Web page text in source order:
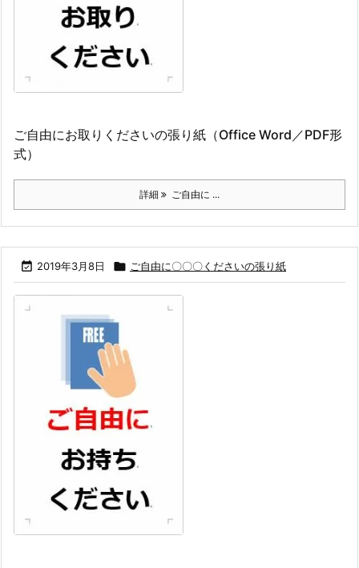
ご自由にお取りくださいの張り紙（Office Word／PDF形
式）
詳細 ご自由に ...
 2019年3月8日  ご自由に〇〇〇くださいの張り紙